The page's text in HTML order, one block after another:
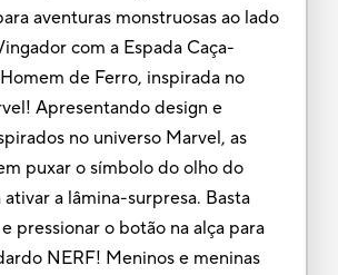
aventuras monstruosas ao lado
com a Espada Caça-
de Ferro, inspirada no
Apresentando design e
no universo Marvel, as
puxar o símbolo do olho do
a lâmina-surpresa. Basta
pressionar o botão na alça para
NERF! Meninos e meninas